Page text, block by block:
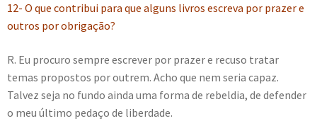
12- O que contribui para que alguns livros escreva por prazer e
outros por obrigação?
R. Eu procuro sempre escrever por prazer e recuso tratar
temas propostos por outrem. Acho que nem seria capaz.
Talvez seja no fundo ainda uma forma de rebeldia, de defender
o meu último pedaço de liberdade.